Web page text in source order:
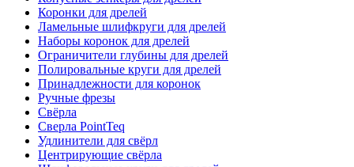
Коронки для дрелей
Ламельные шлифкруги для дрелей
Наборы коронок для дрелей
Ограничители глубины для дрелей
Полировальные круги для дрелей
Принадлежности для коронок
Ручные фрезы
Свёрла
Сверла PointTeq
Удлинители для свёрл
Центрирующие свёрла